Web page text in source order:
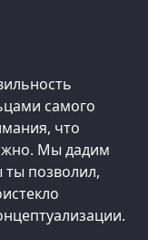
самого
что
Мы дадим
позволил,